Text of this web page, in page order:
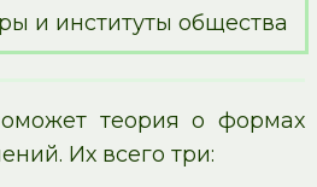
и институты общества
теория о формах
Их всего три: